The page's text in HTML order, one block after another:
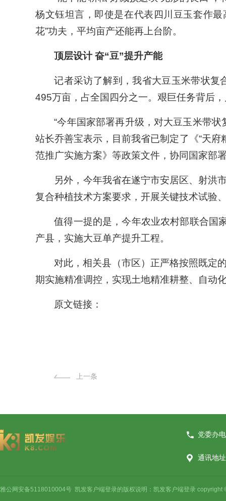
杨文钰坦言，即使是在代表四川豆玉套作
花”功夫，平均亩产还能再上台阶。
顶层设计 奋“豆”提升产能
记者采访了解到，我省大豆玉米带状复
495万亩，占全国四分之一。艰巨任务背后
“今年国家部署再升级，对大豆玉米带
站长乔善宝表示，目前我省已制定了《“天
范推广实施方案》等政策文件，协同国家部
另外，今年我省在遂宁市安居区、射洪
复合种植技术方案要求，开展关键技术试验
值得一提的是，今年农业农村部联合国
产县，实施大豆单产提升工程。
对此，相关县（市区）正严格按照既定
期实施精准调控，实现土地精准耕整、自动
原文链接：
上一条
党委办
通讯地
雅公网安备5118010004号 凯发客户端登录的版权说明：凯发客户端登录